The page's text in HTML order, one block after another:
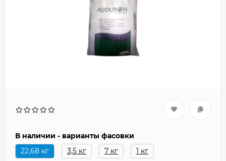
В наличии - варианты фасовки
22,68 кг
3,5 кг 7 кг 1 кг